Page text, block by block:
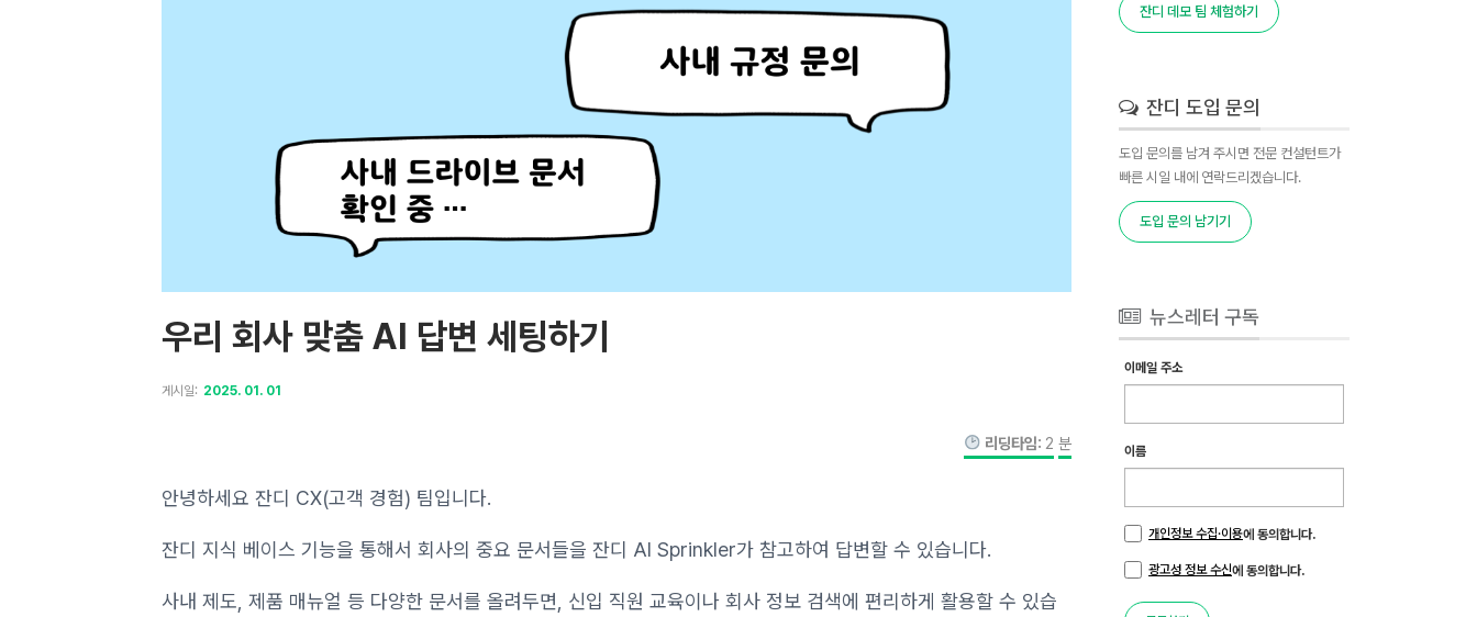
우리 회사 맞춤 AI 답변 세팅하기
게시일: 2025. 01. 01
리딩타임: 2 분
안녕하세요 잔디 CX(고객 경험) 팀입니다.
잔디 지식 베이스 기능을 통해서 회사의 중요 문서들을 잔디 AI Sprinkler가 참고하여 답변할 수 있습니다.
사내 제도, 제품 매뉴얼 등 다양한 문서를 올려두면, 신입 직원 교육이나 회사 정보 검색에 편리하게 활용할 수 있습
잔디 데모 팀 체험하기
잔디 도입 문의
도입 문의를 남겨 주시면 전문 컨설턴트가
빠른 시일 내에 연락드리겠습니다.
도입 문의 남기기
뉴스레터 구독
이메일 주소
이름
개인정보 수집·이용에 동의합니다.
광고성 정보 수신에 동의합니다.